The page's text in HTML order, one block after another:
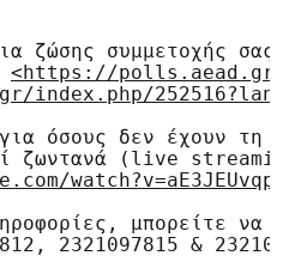
ζώσης συμμετοχής
<https://polls.aead.gr/
index.php/
όσους δεν έχουν τη
watch?v=aE3JEUvqp-
μπορείτε να
2321097815 &